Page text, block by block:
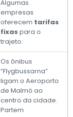
Algumas
empresas
oferecem tarifas
fixas para o
trajeto.
Os ônibus
“Flygbussarna”
ligam o Aeroporto
de Malmö ao
centro da cidade.
Partem